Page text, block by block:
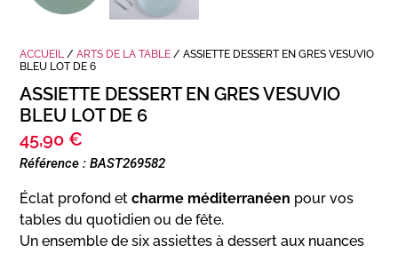
ACCUEIL /ARTS DE LA TABLE / ASSIETTE DESSERT EN GRES VESUVIO
BLEU LOT DE 6
ASSIETTE DESSERT EN GRES VESUVIO
BLEU LOT DE 6
45,90 €
Référence : BAST269582
Éclat profond etcharme méditerranéen pour vos
tables du quotidien ou de fête.
Un ensemble de six assiettes à dessert aux nuances